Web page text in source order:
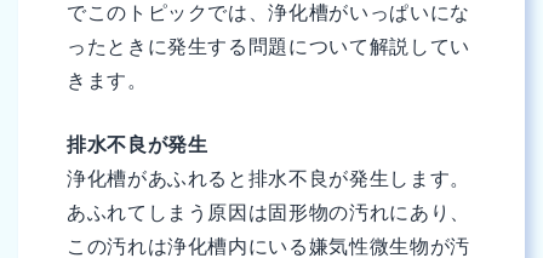
でこのトピックでは、浄化槽がいっぱいにな
ったときに発生する問題について解説してい
きます。
排水不良が発生
浄化槽があふれると排水不良が発生します。
あふれてしまう原因は固形物の汚れにあり、
この汚れは浄化槽内にいる嫌気性微生物が汚